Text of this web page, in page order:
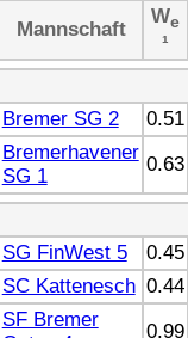
Mannschaft
We
¹
Bremer SG 2
0.51
Bremerhavener
SG 1
0.63
SG FinWest 5
0.45
SC Kattenesch 0.44
SF Bremer
0.99